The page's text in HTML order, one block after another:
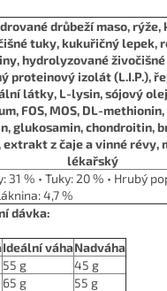
drůbeží maso, rýže,
tuky, kukuřičný lepek,
hydrolyzované
proteinový izolát (L.I.P.),
látky, L-lysin, sójový
FOS, MOS, DL-
glukosamin, chondroitin,
extrakt z čaje a vinné révy,
lékařský
31 % • Tuky: 20 % • Hrubý
4,7 %
dávka:
Ideální váhaNadváha
55 g
45 g
65 g
55 g